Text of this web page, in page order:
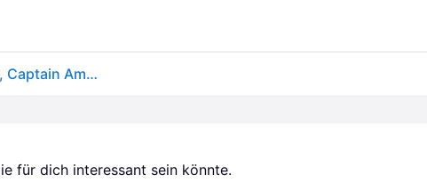
Rubies Masken von den Avengers * Iron Man, Hulk, Captain America, Black Panther
für dich interessant sein könnte.